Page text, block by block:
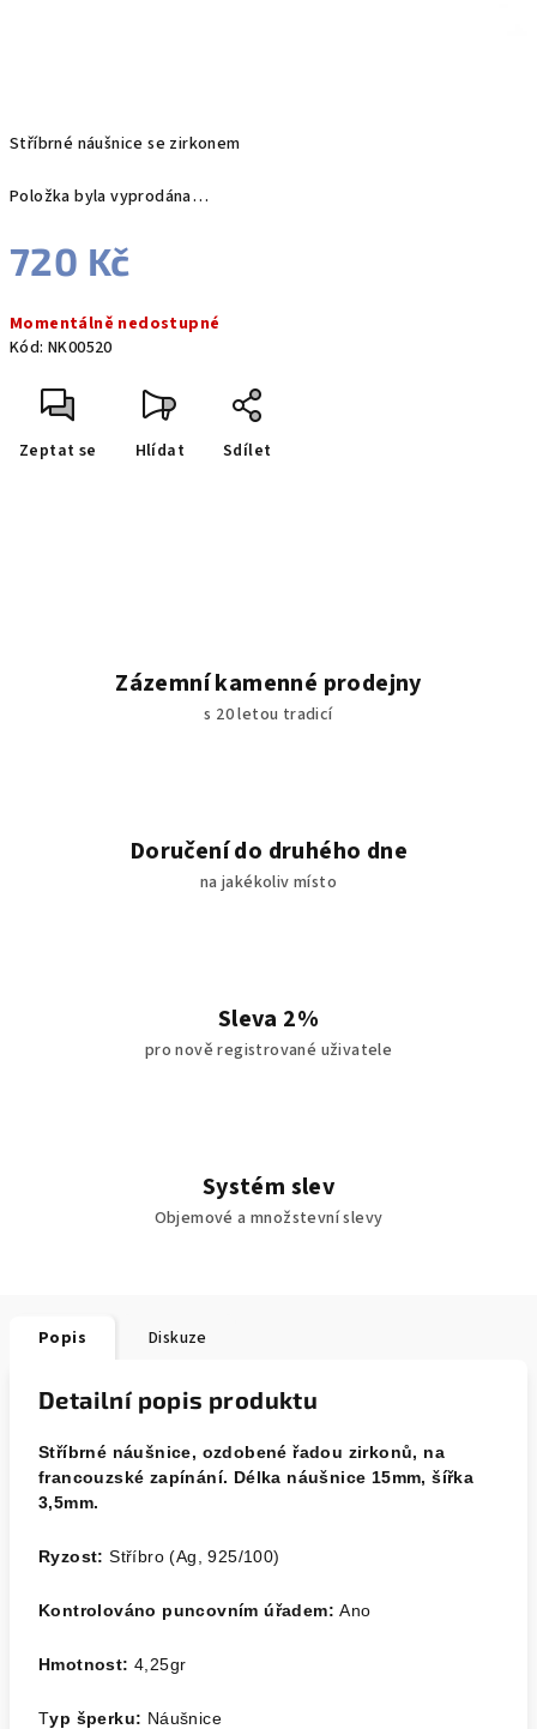
Stříbrné náušnice se zirkonem
Položka byla vyprodána…
720 Kč
cena:
Momentálně nedostupné
Kód: NK00520
Zeptat se Hlídat Sdílet
Zázemní kamenné prodejny
s 20 letou tradicí
Doručení do druhého dne
na jakékoliv místo
Sleva 2%
pro nově registrované uživatele
Systém slev
Objemové a množstevní slevy
Popis Diskuze
Detailní popis produktu
Stříbrné náušnice, ozdobené řadou zirkonů, na
francouzské zapínání. Délka náušnice 15mm, šířka
3,5mm.
Ryzost: Stříbro (Ag, 925/100)
Kontrolováno puncovním úřadem:Ano
Hmotnost: 4,25gr
Typ šperku: Náušnice